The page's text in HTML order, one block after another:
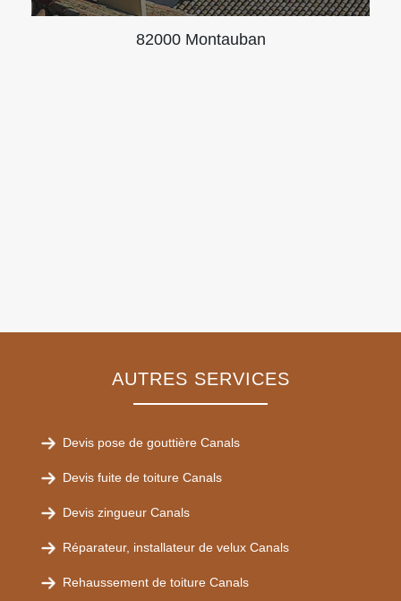
82000 Montauban
AUTRES SERVICES
Devis pose de gouttière Canals
Devis fuite de toiture Canals
Devis zingueur Canals
Réparateur, installateur de velux Canals
Rehaussement de toiture Canals